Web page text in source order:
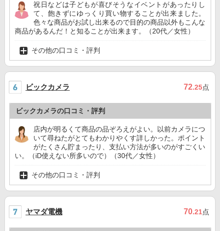
祝日などは子どもが喜びそうなイベントがあったりし
て、飽きずにゆっくり買い物することが出来ました。
色々な商品がお試し出来るので目的の商品以外もこんな
商品があるんだ！と知ることが出来ます。（20代／女性）
その他の口コミ・評判
ビックカメラ 72.25点
ビックカメラの口コミ・評判
店内が明るくて商品の品ぞろえがよい。以前カメラにつ
いて尋ねたがとてもわかりやくす詳しかった。ポイント
がたくさん貯まったり、支払い方法が多いのがすごくい
い。（iD使えない所多いので）（30代／女性）
その他の口コミ・評判
ヤマダ電機 70.21点